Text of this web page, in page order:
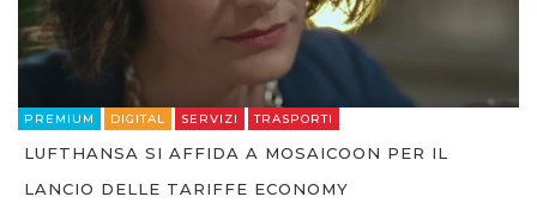
PREMIUM DIGITAL SERVIZI TRASPORTI
LUFTHANSA SI AFFIDA A MOSAICOON PER IL
LANCIO DELLE TARIFFE ECONOMY